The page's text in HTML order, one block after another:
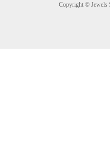
Copyright © Jewels